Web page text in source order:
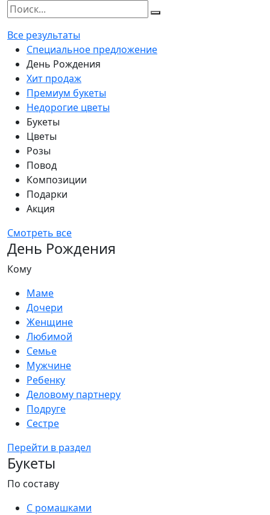
Все результаты
Специальное предложение
День Рождения
Хит продаж
Премиум букеты
Недорогие цветы
Букеты
Цветы
Розы
Повод
Композиции
Подарки
Акция
Смотреть все
День Рождения
Кому
Маме
Дочери
Женщине
Любимой
Семье
Мужчине
Ребенку
Деловому партнеру
Подруге
Сестре
Перейти в раздел
Букеты
По составу
С ромашками